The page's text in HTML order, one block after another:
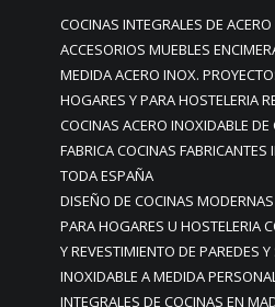
COCINAS INTEGRALES DE
ACCESORIOS MUEBLES
MEDIDA ACERO INOX.
HOGARES Y PARA HOSTELERIA
COCINAS ACERO INOXIDABLE
FABRICA COCINAS
TODA ESPAÑA
DISEÑO DE COCINAS
PARA HOGARES U HOSTELERIA
Y REVESTIMIENTO DE PAREDES
INOXIDABLE A MEDIDA
INTEGRALES DE COCINAS EN